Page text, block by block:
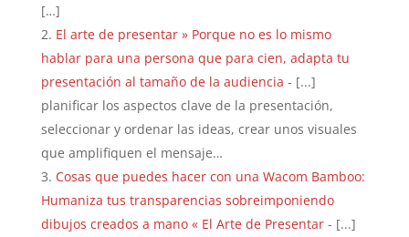
[…]
El arte de presentar » Porque no es lo mismo
hablar para una persona que para cien, adapta tu
presentación al tamaño de la audiencia - [...]
planificar los aspectos clave de la presentación,
seleccionar y ordenar las ideas, crear unos visuales
que amplifiquen el mensaje…
Cosas que puedes hacer con una Wacom Bamboo:
Humaniza tus transparencias sobreimponiendo
dibujos creados a mano « El Arte de Presentar- [...]